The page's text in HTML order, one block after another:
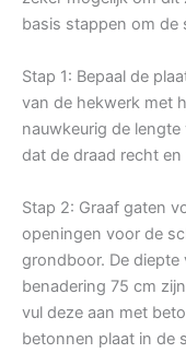
basis stappen om de
Stap 1: Bepaal de
van de hekwerk met
nauwkeurig de
dat de draad recht
Stap 2: Graaf gaten
openingen voor de
grondboor. De
benadering 75 cm
vul deze aan met
betonnen plaat in de